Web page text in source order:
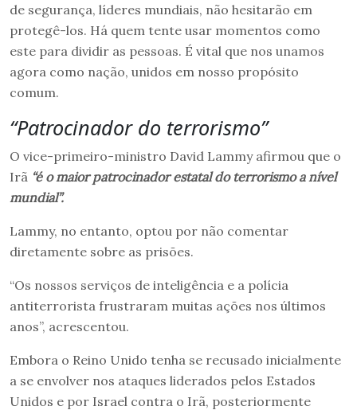
de segurança, líderes mundiais, não hesitarão em
protegê-los. Há quem tente usar momentos como
este para dividir as pessoas. É vital que nos unamos
agora como nação, unidos em nosso propósito
comum.
“Patrocinador do terrorismo”
O vice-primeiro-ministro David Lammy afirmou que o
Irã “é o maior patrocinador estatal do terrorismo a nível
mundial”.
Lammy, no entanto, optou por não comentar
diretamente sobre as prisões.
“Os nossos serviços de inteligência e a polícia
antiterrorista frustraram muitas ações nos últimos
anos”, acrescentou.
Embora o Reino Unido tenha se recusado inicialmente
a se envolver nos ataques liderados pelos Estados
Unidos e por Israel contra o Irã, posteriormente